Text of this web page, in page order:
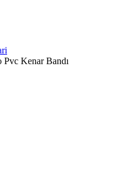
Pvc Kenar Bandı